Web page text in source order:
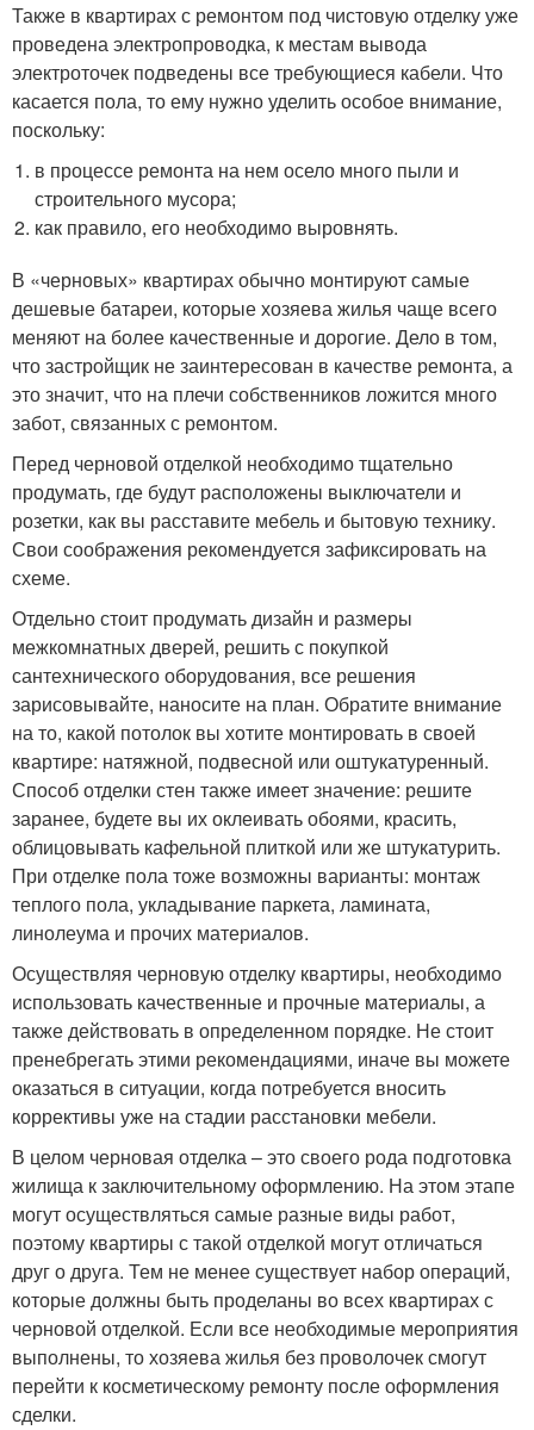
Также в квартирах с ремонтом под чистовую отделку уже
проведена электропроводка, к местам вывода
электроточек подведены все требующиеся кабели. Что
касается пола, то ему нужно уделить особое внимание,
поскольку:
в процессе ремонта на нем осело много пыли и
строительного мусора;
как правило, его необходимо выровнять.
В «черновых» квартирах обычно монтируют самые
дешевые батареи, которые хозяева жилья чаще всего
меняют на более качественные и дорогие. Дело в том,
что застройщик не заинтересован в качестве ремонта, а
это значит, что на плечи собственников ложится много
забот, связанных с ремонтом.
Перед черновой отделкой необходимо тщательно
продумать, где будут расположены выключатели и
розетки, как вы расставите мебель и бытовую технику.
Свои соображения рекомендуется зафиксировать на
схеме.
Отдельно стоит продумать дизайн и размеры
межкомнатных дверей, решить с покупкой
сантехнического оборудования, все решения
зарисовывайте, наносите на план. Обратите внимание
на то, какой потолок вы хотите монтировать в своей
квартире: натяжной, подвесной или оштукатуренный.
Способ отделки стен также имеет значение: решите
заранее, будете вы их оклеивать обоями, красить,
облицовывать кафельной плиткой или же штукатурить.
При отделке пола тоже возможны варианты: монтаж
теплого пола, укладывание паркета, ламината,
линолеума и прочих материалов.
Осуществляя черновую отделку квартиры, необходимо
использовать качественные и прочные материалы, а
также действовать в определенном порядке. Не стоит
пренебрегать этими рекомендациями, иначе вы можете
оказаться в ситуации, когда потребуется вносить
коррективы уже на стадии расстановки мебели.
В целом черновая отделка – это своего рода подготовка
жилища к заключительному оформлению. На этом этапе
могут осуществляться самые разные виды работ,
поэтому квартиры с такой отделкой могут отличаться
друг о друга. Тем не менее существует набор операций,
которые должны быть проделаны во всех квартирах с
черновой отделкой. Если все необходимые мероприятия
выполнены, то хозяева жилья без проволочек смогут
перейти к косметическому ремонту после оформления
сделки.